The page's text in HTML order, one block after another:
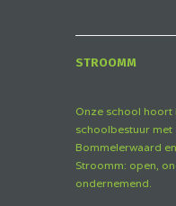
STROOMM
Onze school hoort
schoolbestuur
Bommelerwaard
Stroomm: open,
ondernemend.